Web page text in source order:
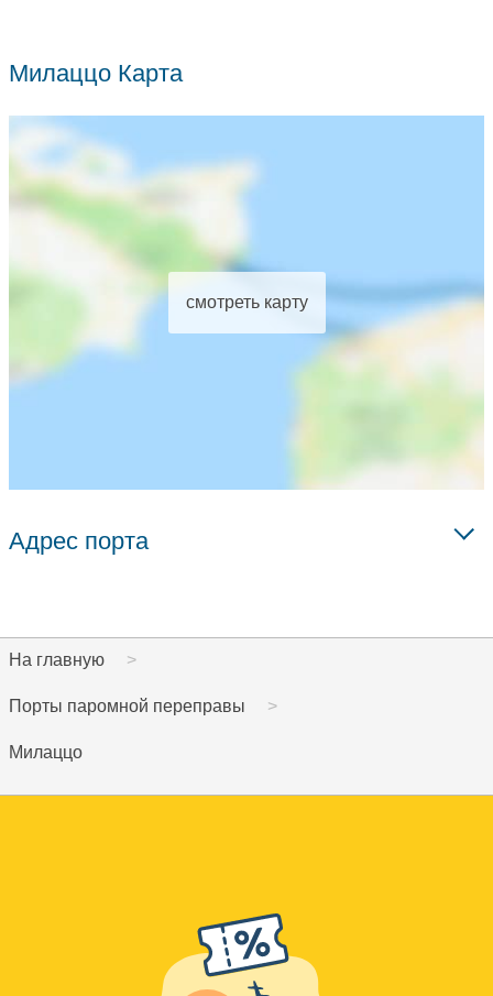
Милаццо Карта
смотреть карту
Адрес порта
На главную
Порты паромной переправы
Милаццо